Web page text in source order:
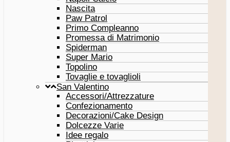
Nascita
Paw Patrol
Primo Compleanno
Promessa di Matrimonio
Spiderman
Super Mario
Topolino
Tovaglie e tovaglioli
San Valentino
Accessori/Attrezzature
Confezionamento
Decorazioni/Cake Design
Dolcezze Varie
Idee regalo